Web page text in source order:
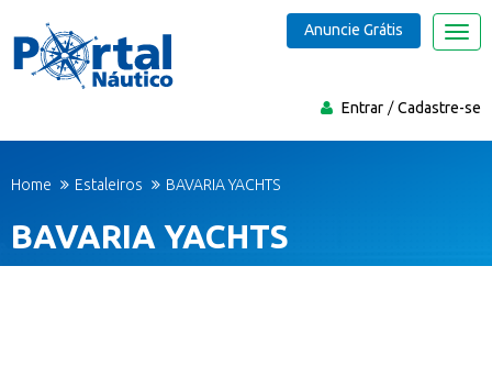
Entrar Cadastre-se
Anuncie Grátis
Home Estaleiros BAVARIA YACHTS
BAVARIA YACHTS